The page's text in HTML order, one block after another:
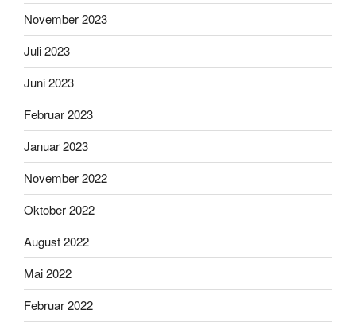
November 2023
Juli 2023
Juni 2023
Februar 2023
Januar 2023
November 2022
Oktober 2022
August 2022
Mai 2022
Februar 2022